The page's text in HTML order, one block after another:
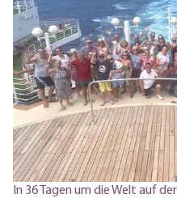
In 36 Tagen um die Welt auf